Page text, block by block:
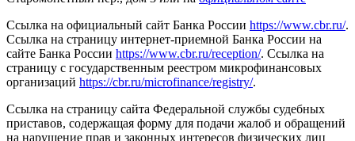
Ссылка на официальный сайт Банка России https://www.cbr.ru/.
Ссылка на страницу интернет-приемной Банка России на
сайте Банка России https://www.cbr.ru/reception/. Ссылка на
страницу с государственным реестром микрофинансовых
организаций https://cbr.ru/microfinance/registry/.
Ссылка на страницу сайта Федеральной службы судебных
приставов, содержащая форму для подачи жалоб и обращений
на нарушение прав и законных интересов физических лиц